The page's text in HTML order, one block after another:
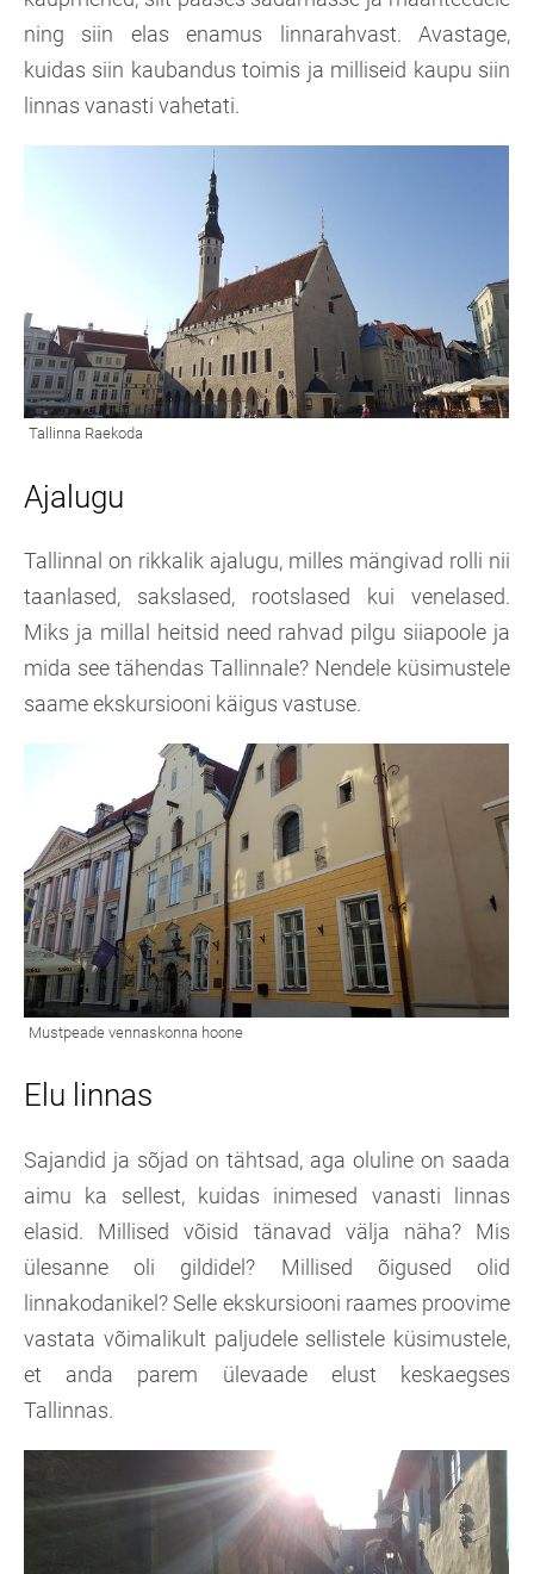
ning siin elas enamus linnarahvast. Avastage,
kuidas siin kaubandus toimis ja milliseid kaupu siin
linnas vanasti vahetati.
Ajalugu
Tallinnal on rikkalik ajalugu, milles mängivad rolli nii
taanlased, sakslased, rootslased kui venelased.
Miks ja millal heitsid need rahvad pilgu siiapoole ja
mida see tähendas Tallinnale? Nendele küsimustele
saame ekskursiooni käigus vastuse.
Elu linnas
Sajandid ja sõjad on tähtsad, aga oluline on saada
aimu ka sellest, kuidas inimesed vanasti linnas
elasid. Millised võisid tänavad välja näha? Mis
ülesanne oli gildidel? Millised õigused olid
linnakodanikel? Selle ekskursiooni raames proovime
vastata võimalikult paljudele sellistele küsimustele,
et anda parem ülevaade elust keskaegses
Tallinnas.